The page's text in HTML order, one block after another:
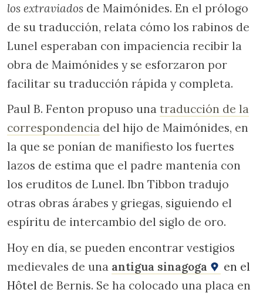
los extraviados de Maimónides. En el prólogo
de su traducción, relata cómo los rabinos de
Lunel esperaban con impaciencia recibir la
obra de Maimónides y se esforzaron por
facilitar su traducción rápida y completa.
Paul B. Fenton propuso una traducción de la
correspondencia del hijo de Maimónides, en
la que se ponían de manifiesto los fuertes
lazos de estima que el padre mantenía con
los eruditos de Lunel. Ibn Tibbon tradujo
otras obras árabes y griegas, siguiendo el
espíritu de intercambio del siglo de oro.
Hoy en día, se pueden encontrar vestigios
medievales de una antigua sinagoga
en el
Hôtel de Bernis. Se ha colocado una placa en